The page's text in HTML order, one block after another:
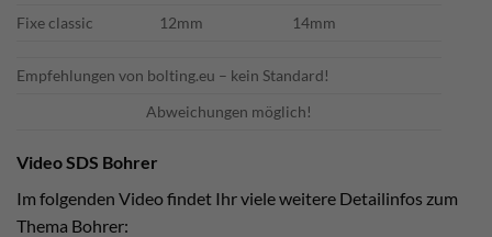
Fixe classic
12mm 14mm
Empfehlungen von bolting.eu – kein Standard!
Abweichungen möglich!
Video SDS Bohrer
Im folgenden Video findet Ihr viele weitere Detailinfos zum
Thema Bohrer: